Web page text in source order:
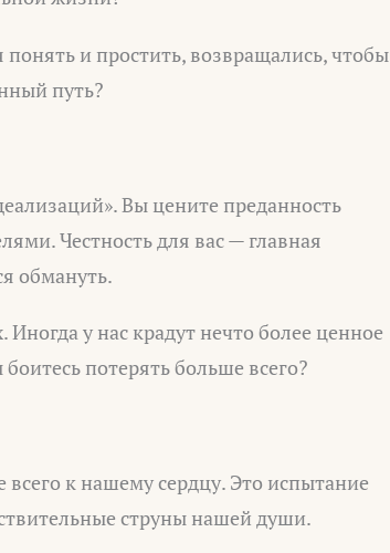
и простить, возвращались, чтобы
путь?
Вы цените преданность
Честность для вас — главная
обмануть.
у нас крадут нечто более ценное
потерять больше всего?
к нашему сердцу. Это испытание
струны нашей души.